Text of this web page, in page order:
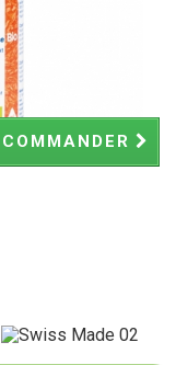
COMMANDER